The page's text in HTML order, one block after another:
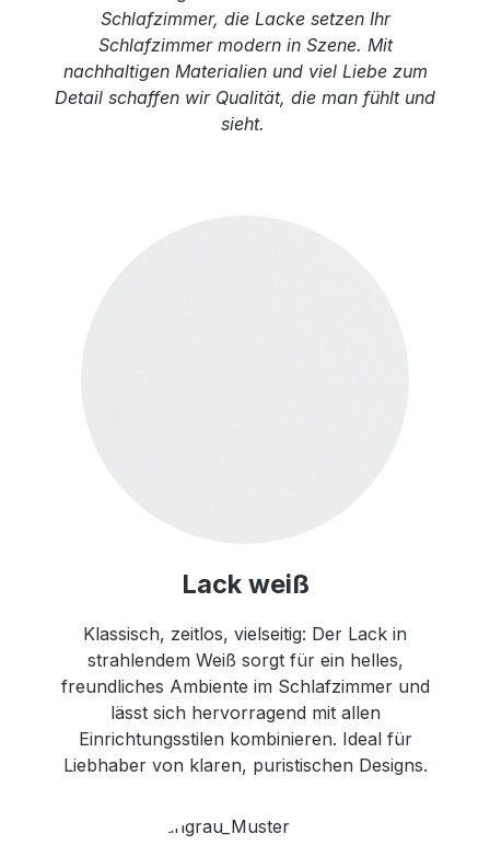
Schlafzimmer, die Lacke setzen Ihr
Schlafzimmer modern in Szene. Mit
nachhaltigen Materialien und viel Liebe zum
Detail schaffen wir Qualität, die man fühlt und
sieht.
Lack weiß
Klassisch, zeitlos, vielseitig: Der Lack in
strahlendem Weiß sorgt für ein helles,
freundliches Ambiente im Schlafzimmer und
lässt sich hervorragend mit allen
Einrichtungsstilen kombinieren. Ideal für
Liebhaber von klaren, puristischen Designs.